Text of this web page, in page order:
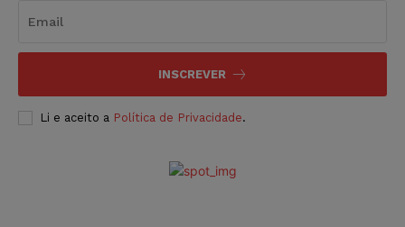
INSCREVER
Li e aceito a Política de Privacidade.